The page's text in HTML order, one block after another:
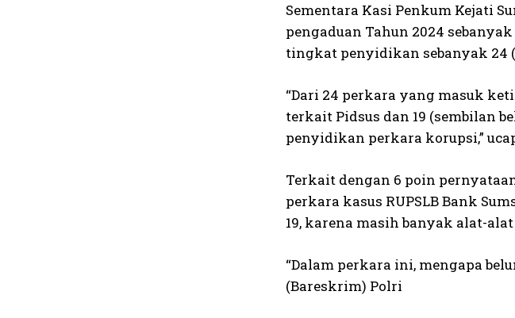
Sementara Kasi Penkum Kejati
pengaduan Tahun 2024
tingkat penyidikan sebanyak 24
“Dari 24 perkara yang masuk
terkait Pidsus dan 19 (sembilan
penyidikan perkara korupsi,”
Terkait dengan 6 poin
perkara kasus RUPSLB Bank
19, karena masih banyak alat-
“Dalam perkara ini, mengapa
(Bareskrim) Polri